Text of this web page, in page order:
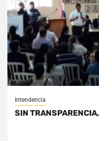
Intendencia
SIN